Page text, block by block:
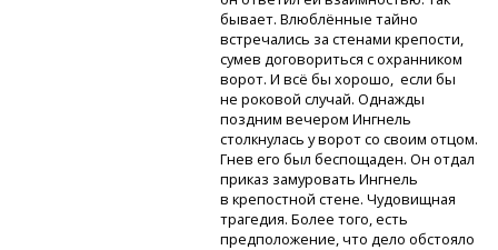
бывает. Влюблённые тайно
встречались за стенами крепости,
сумев договориться с охранником
ворот. И всё бы хорошо, если бы
не роковой случай. Однажды
поздним вечером Ингнель
столкнулась у ворот со своим отцом.
Гнев его был беспощаден. Он отдал
приказ замуровать Ингнель
в крепостной стене. Чудовищная
трагедия. Более того, есть
предположение, что дело обстояло